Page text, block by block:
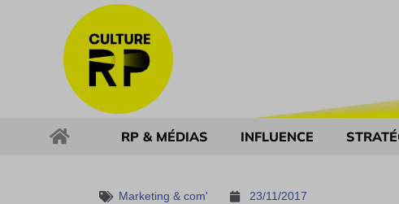
RP & MÉDIAS INFLUENCE
Marketing & com' 23/11/2017